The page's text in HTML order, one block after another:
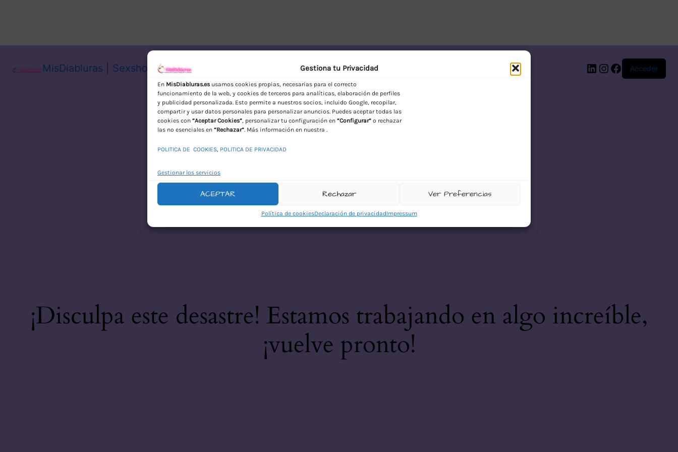
Gestiona tu Privacidad
En MisDiabluras.es usamos cookies propias, necesarias para el correcto
funcionamiento de la web, y cookies de terceros para analíticas, elaboración de perfiles
y publicidad personalizada. Esto permite a nuestros socios, incluido Google, recopilar,
compartir y usar datos personales para personalizar anuncios. Puedes aceptar todas las
cookies con “Aceptar Cookies”, personalizar tu configuración en “Configurar” o rechazar
las no esenciales en “Rechazar”. Más información en nuestra .
POLITICA DE COOKIES, POLITICA DE PRIVACIDAD
Gestionar los servicios
ACEPTAR Rechazar Ver Preferencias
Política de cookiesDeclaración de privacidadImpressum
MisDiabluras | Sexshop Online con Envío Discreto en España
LinkedIn
Instagram
Facebook
Acceder
¡Disculpa este desastre! Estamos trabajando en algo increíble,
¡vuelve pronto!